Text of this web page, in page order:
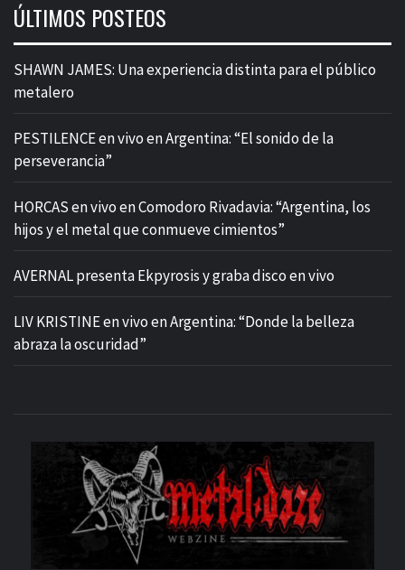
ÚLTIMOS POSTEOS
SHAWN JAMES: Una experiencia distinta para el público
metalero
PESTILENCE en vivo en Argentina: “El sonido de la
perseverancia”
HORCAS en vivo en Comodoro Rivadavia: “Argentina, los
hijos y el metal que conmueve cimientos”
AVERNAL presenta Ekpyrosis y graba disco en vivo
LIV KRISTINE en vivo en Argentina: “Donde la belleza
abraza la oscuridad”